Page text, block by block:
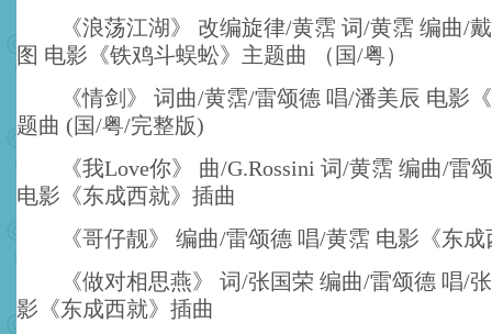
《浪荡江湖》 改编旋律/黄霑 词/黄霑 编曲/戴
图 电影《铁鸡斗蜈蚣》主题曲 （国/粤）
《情剑》 词曲/黄霑/雷颂德 唱/潘美辰 电影《
题曲 (国/粤/完整版)
《我Love你》 曲/G.Rossini 词/黄霑 编曲/雷
电影《东成西就》插曲
《哥仔靓》 编曲/雷颂德 唱/黄霑 电影《东成
《做对相思燕》 词/张国荣 编曲/雷颂德 唱/张
影《东成西就》插曲